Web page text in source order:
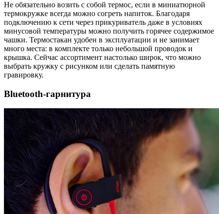
Не обязательно возить с собой термос, если в миниатюрной
термокружке всегда можно согреть напиток. Благодаря
подключению к сети через прикуриватель даже в условиях
минусовой температуры можно получить горячее содержимое
чашки. Термостакан удобен в эксплуатации и не занимает
много места: в комплекте только небольшой проводок и
крышка. Сейчас ассортимент настолько широк, что можно
выбрать кружку с рисунком или сделать памятную
гравировку.
Bluetooth-гарнитура